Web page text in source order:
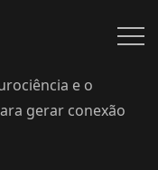
e o
gerar conexão